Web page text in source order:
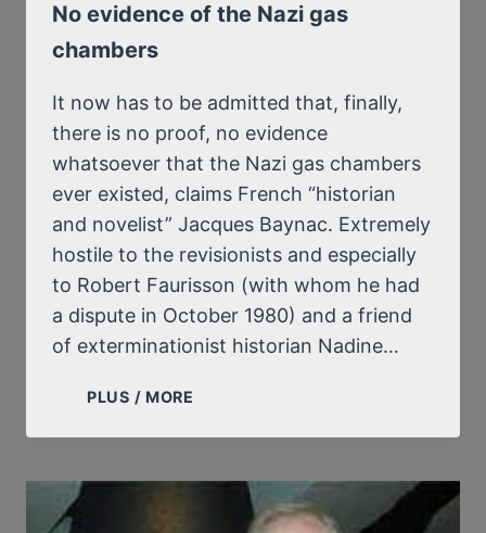
FLEMING
No evidence of the Nazi gas
chambers
It now has to be admitted that, finally,
there is no proof, no evidence
whatsoever that the Nazi gas chambers
ever existed, claims French “historian
and novelist” Jacques Baynac. Extremely
hostile to the revisionists and especially
to Robert Faurisson (with whom he had
a dispute in October 1980) and a friend
of exterminationist historian Nadine…
PLUS / MORE
OF